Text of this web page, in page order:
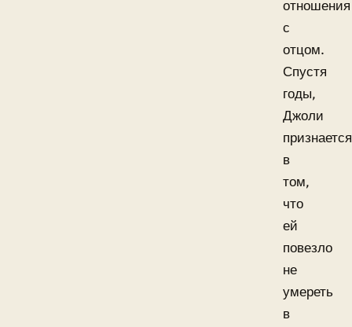
отношения
с
отцом.
Спустя
годы,
Джоли
признается
в
том,
что
ей
повезло
не
умереть
в